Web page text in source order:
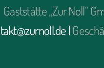
Gaststätte „Zur Noll“
|